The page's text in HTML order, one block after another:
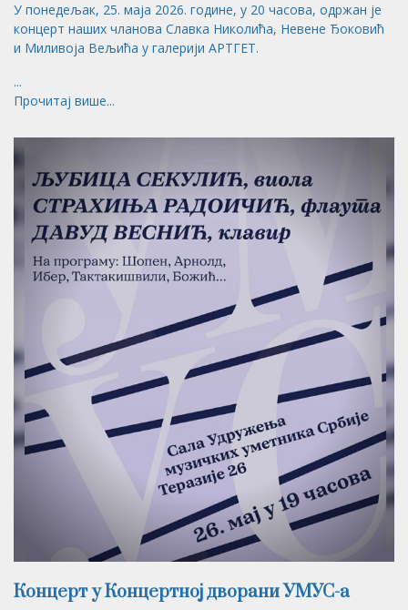
У понедељак, 25. маја 2026. године, у 20 часова, одржан је
концерт наших чланова Славка Николића, Невене Ђоковић
и Миливоја Вељића у галерији АРТГЕТ.
...
Прочитај више...
Концерт у Концертној дворани УМУС-а